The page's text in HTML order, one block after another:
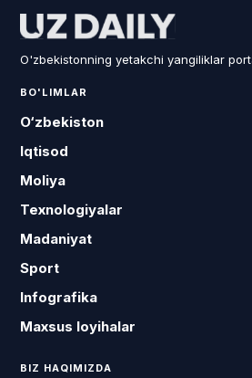
O'zbekistonning yetakchi yangiliklar
BO'LIMLAR
O‘zbekiston
Iqtisod
Moliya
Texnologiyalar
Madaniyat
Sport
Infografika
Maxsus loyihalar
BIZ HAQIMIZDA